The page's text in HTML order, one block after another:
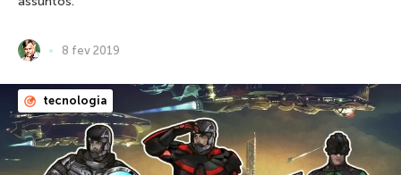
8 fev 2019
tecnologia